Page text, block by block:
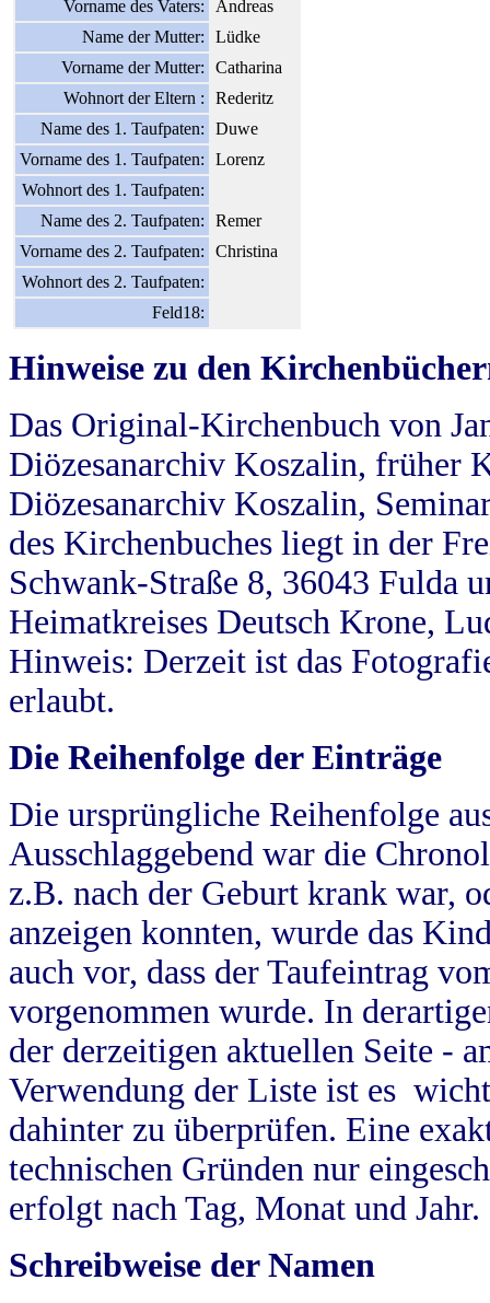
Vorname des Vaters:
Andreas
Name der Mutter:
Lüdke
Vorname der Mutter:
Catharina
Wohnort der Eltern :
Rederitz
Name des 1. Taufpaten:
Duwe
Vorname des 1. Taufpaten:
Lorenz
Wohnort des 1. Taufpaten:
Name des 2. Taufpaten:
Remer
Vorname des 2. Taufpaten:
Christina
Wohnort des 2. Taufpaten:
Feld18:
Hinweise zu den
Das Original-Kirchenbuch von
Diözesanarchiv Koszalin, früher
Diözesanarchiv Koszalin,
des Kirchenbuches liegt in der
Schwank-Straße 8, 36043 Fulda
Heimatkreises Deutsch Krone,
Hinweis: Derzeit ist das
erlaubt.
Die Reihenfolge der Einträge
Die ursprüngliche Reihenfolge
Ausschlaggebend war die
z.B. nach der Geburt krank war,
anzeigen konnten, wurde das
auch vor, dass der Taufeintrag
vorgenommen wurde. In
der derzeitigen aktuellen Seite -
Verwendung der Liste ist es
dahinter zu überprüfen. Eine
technischen Gründen nur
erfolgt nach Tag, Monat und Jahr.
Schreibweise der Namen